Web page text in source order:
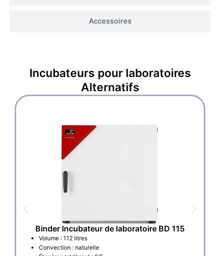
Accessoires
Incubateurs pour laboratoires
Alternatifs
Binder Incubateur de laboratoire BD 115
Volume : 112 litres
Convection : naturelle